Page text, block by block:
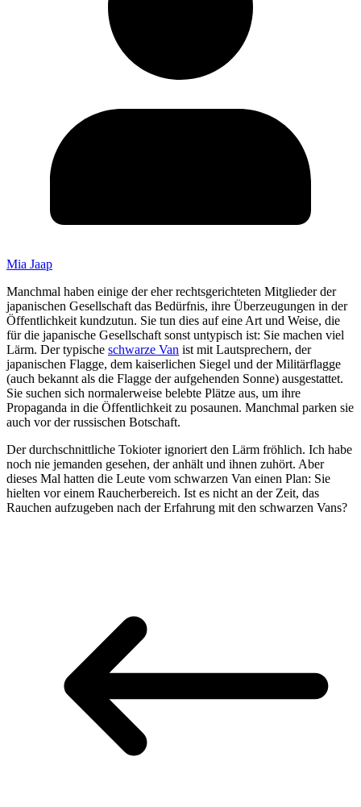
Mia Jaap
Manchmal haben einige der eher rechtsgerichteten Mitglieder der
japanischen Gesellschaft das Bedürfnis, ihre Überzeugungen in der
Öffentlichkeit kundzutun. Sie tun dies auf eine Art und Weise, die
für die japanische Gesellschaft sonst untypisch ist: Sie machen viel
Lärm. Der typische schwarze Van ist mit Lautsprechern, der
japanischen Flagge, dem kaiserlichen Siegel und der Militärflagge
(auch bekannt als die Flagge der aufgehenden Sonne) ausgestattet.
Sie suchen sich normalerweise belebte Plätze aus, um ihre
Propaganda in die Öffentlichkeit zu posaunen. Manchmal parken sie
auch vor der russischen Botschaft.
Der durchschnittliche Tokioter ignoriert den Lärm fröhlich. Ich habe
noch nie jemanden gesehen, der anhält und ihnen zuhört. Aber
dieses Mal hatten die Leute vom schwarzen Van einen Plan: Sie
hielten vor einem Raucherbereich. Ist es nicht an der Zeit, das
Rauchen aufzugeben nach der Erfahrung mit den schwarzen Vans?